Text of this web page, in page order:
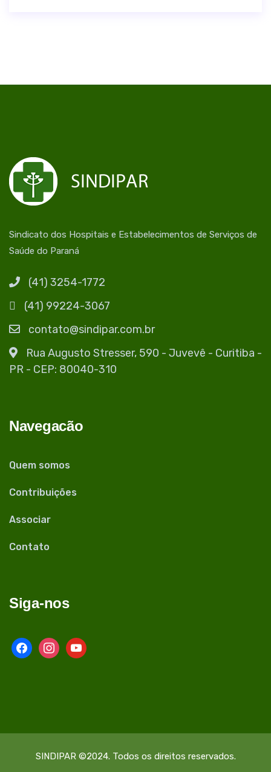
Sindicato dos Hospitais e Estabelecimentos de Serviços de
Saúde do Paraná
(41) 3254-1772
(41) 99224-3067
contato@sindipar.com.br
Rua Augusto Stresser, 590 - Juvevê - Curitiba -
PR - CEP: 80040-310
Navegacão
Quem somos
Contribuições
Associar
Contato
Siga-nos
facebookinstagram
youtube
SINDIPAR ©2024. Todos os direitos reservados.